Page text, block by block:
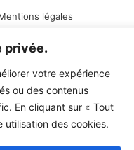
privée.
votre expérience
ou des contenus
En cliquant sur « Tout
utilisation des cookies.
légales
générales de
et Expédition